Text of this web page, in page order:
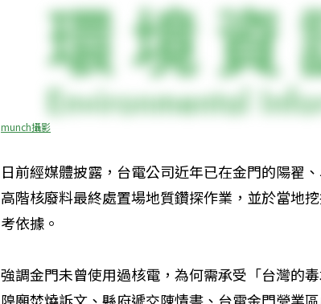
munch攝影
日前經媒體披露，台電公司近年已在金門的陽翟
高階核廢料最終處置場地質鑽探作業，並於當地
考依據。
強調金門未曾使用過核電，為何需承受「台灣的